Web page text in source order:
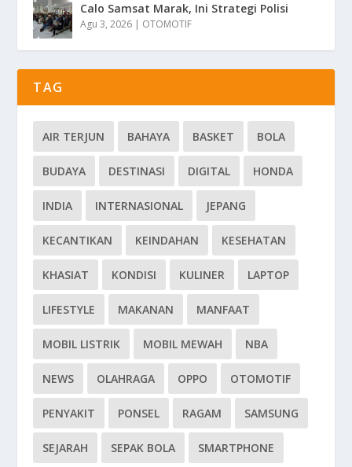
Calo Samsat Marak, Ini Strategi Polisi
Agu 3, 2026 | OTOMOTIF
TAG
AIR TERJUN BAHAYA BASKET BOLA
BUDAYA DESTINASI DIGITAL HONDA
INDIA INTERNASIONAL JEPANG
KECANTIKAN KEINDAHAN KESEHATAN
KHASIAT KONDISI KULINER LAPTOP
LIFESTYLE MAKANAN MANFAAT
MOBIL LISTRIK MOBIL MEWAH NBA
NEWS OLAHRAGA OPPO OTOMOTIF
PENYAKIT PONSEL RAGAM SAMSUNG
SEJARAH SEPAK BOLA SMARTPHONE